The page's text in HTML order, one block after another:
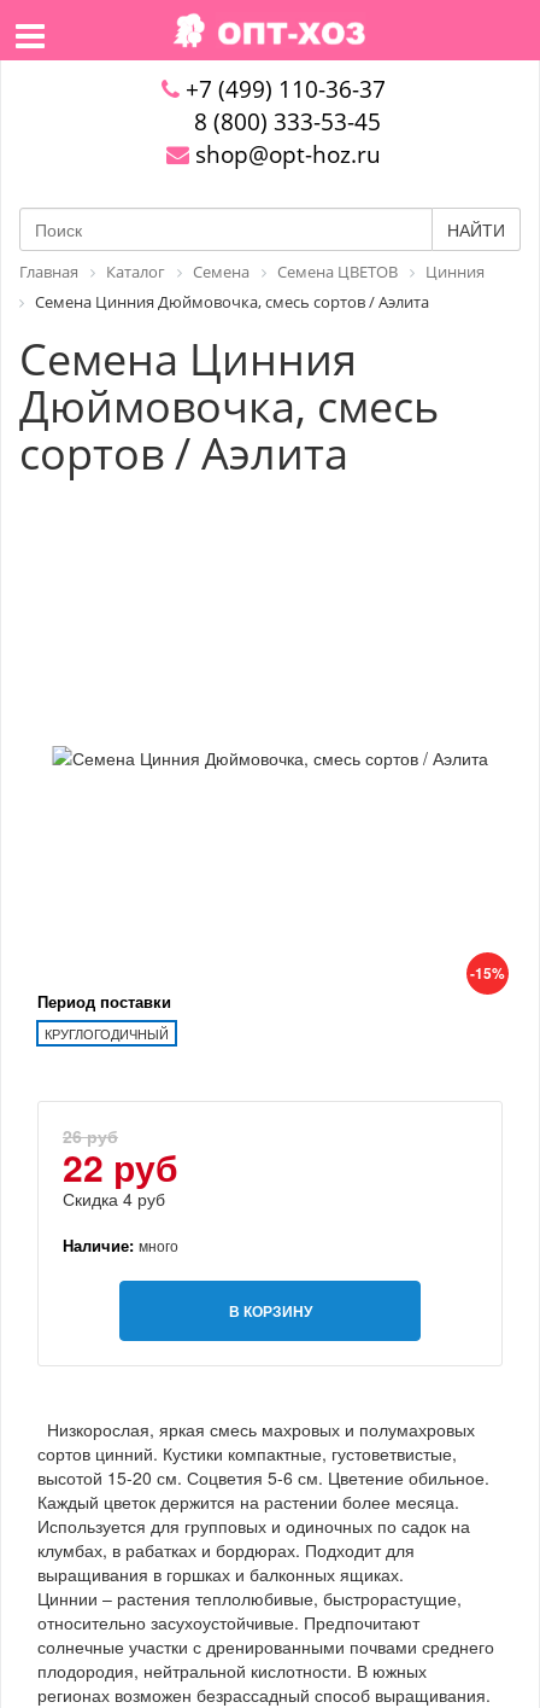
+7 (499) 110-36-37
8 (800) 333-53-45
shop@opt-hoz.ru
НАЙТИ
Главная Каталог Семена Семена ЦВЕТОВ
Цинния
Семена Цинния Дюймовочка, смесь сортов / Аэлита
Семена Цинния
Дюймовочка, смесь
сортов / Аэлита
-15%
Период поставки
КРУГЛОГОДИЧНЫЙ
26 руб
22 руб
Скидка 4 руб
Наличие: много
В КОРЗИНУ
Низкорослая, яркая смесь махровых и полумахровых
сортов цинний. Кустики компактные, густоветвистые,
высотой 15-20 см. Соцветия 5-6 см. Цветение обильное.
Каждый цветок держится на растении более месяца.
Используется для групповых и одиночных по садок на
клумбах, в рабатках и бордюрах. Подходит для
выращивания в горшках и балконных ящиках.
Циннии – растения теплолюбивые, быстрорастущие,
относительно засухоустойчивые. Предпочитают
солнечные участки с дренированными почвами среднего
плодородия, нейтральной кислотности. В южных
регионах возможен безрассадный способ выращивания.